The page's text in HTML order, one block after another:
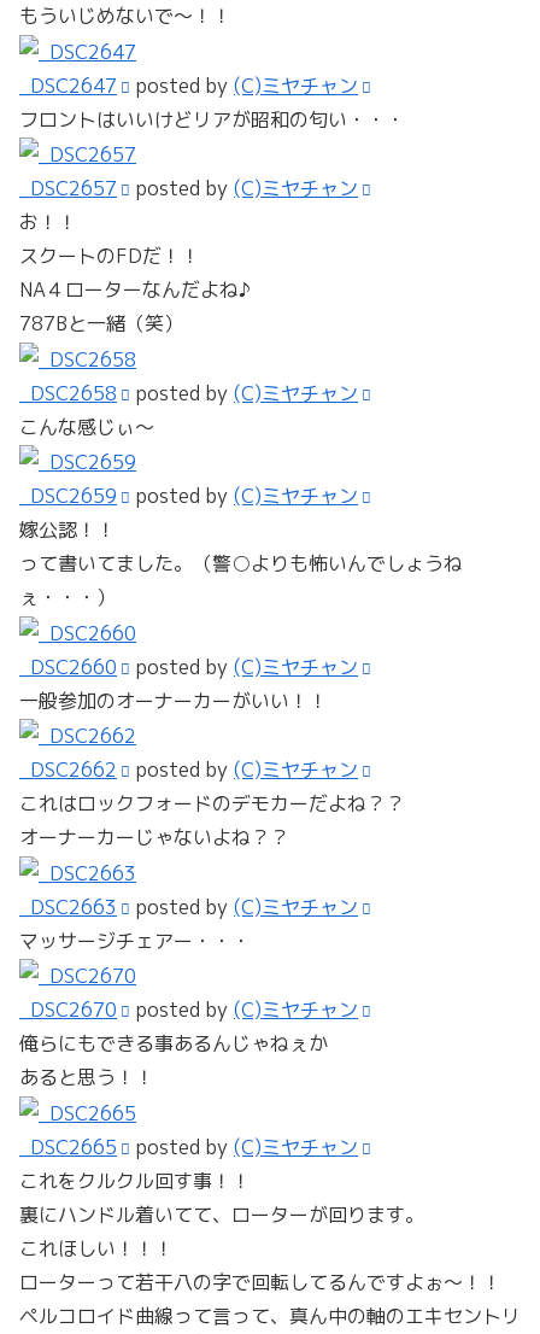
もういじめないで～！！
_DSC2647 posted by (C)ミヤチャン
フロントはいいけどリアが昭和の匂い・・・
_DSC2657 posted by (C)ミヤチャン
お！！
スクートのFDだ！！
NA４ローターなんだよね♪
787Bと一緒（笑）
_DSC2658 posted by (C)ミヤチャン
こんな感じぃ～
_DSC2659 posted by (C)ミヤチャン
嫁公認！！
って書いてました。（警○よりも怖いんでしょうね
ぇ・・・）
_DSC2660 posted by (C)ミヤチャン
一般参加のオーナーカーがいい！！
_DSC2662 posted by (C)ミヤチャン
これはロックフォードのデモカーだよね？？
オーナーカーじゃないよね？？
_DSC2663 posted by (C)ミヤチャン
マッサージチェアー・・・
_DSC2670 posted by (C)ミヤチャン
俺らにもできる事あるんじゃねぇか
あると思う！！
_DSC2665 posted by (C)ミヤチャン
これをクルクル回す事！！
裏にハンドル着いてて、ローターが回ります。
これほしい！！！
ローターって若干八の字で回転してるんですよぉ～！！
ペルコロイド曲線って言って、真ん中の軸のエキセントリ